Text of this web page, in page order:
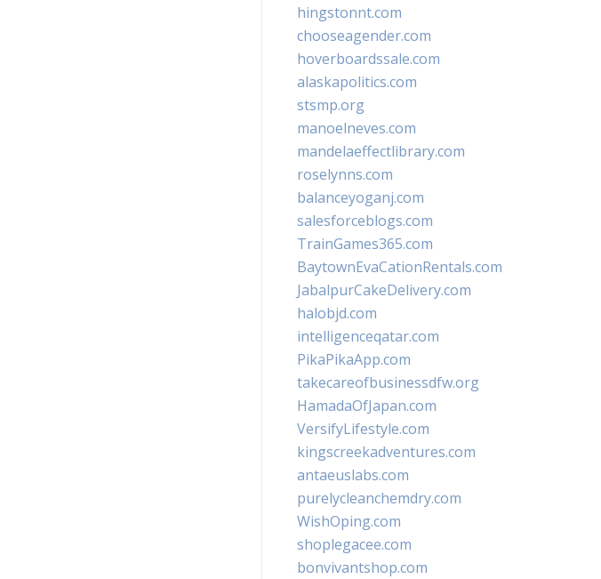
hingstonnt.com
chooseagender.com
hoverboardssale.com
alaskapolitics.com
stsmp.org
manoelneves.com
mandelaeffectlibrary.com
roselynns.com
balanceyoganj.com
salesforceblogs.com
TrainGames365.com
BaytownEvaCationRentals.com
JabalpurCakeDelivery.com
halobjd.com
intelligenceqatar.com
PikaPikaApp.com
takecareofbusinessdfw.org
HamadaOfJapan.com
VersifyLifestyle.com
kingscreekadventures.com
antaeuslabs.com
purelycleanchemdry.com
WishOping.com
shoplegacee.com
bonvivantshop.com